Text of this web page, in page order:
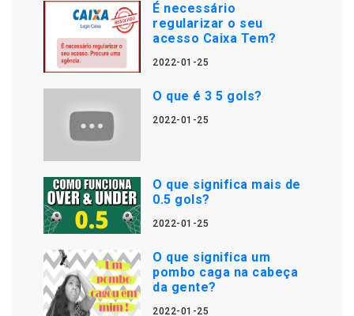
É necessário
regularizar o seu
acesso Caixa Tem?
2022-01-25
O que é 3 5 gols?
2022-01-25
O que significa mais de
0.5 gols?
2022-01-25
O que significa um
pombo caga na cabeça
da gente?
2022-01-25